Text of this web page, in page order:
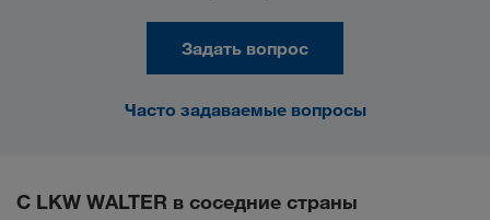
Задать вопрос
Часто задаваемые вопросы
С LKW WALTER в соседние страны